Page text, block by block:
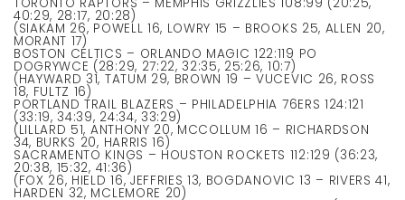
TORONTO RAPTORS – MEMPHIS GRIZZLIES 108:99 (20:25,
40:29, 28:17, 20:28)
(SIAKAM 26, POWELL 16, LOWRY 15 – BROOKS 25, ALLEN 20,
MORANT 17)
BOSTON CELTICS – ORLANDO MAGIC 122:119 PO
DOGRYWCE (28:29, 27:22, 32:35, 25:26, 10:7)
(HAYWARD 31, TATUM 29, BROWN 19 – VUCEVIC 26, ROSS
18, FULTZ 16)
PORTLAND TRAIL BLAZERS – PHILADELPHIA 76ERS 124:121
(33:19, 34:39, 24:34, 33:29)
(LILLARD 51, ANTHONY 20, MCCOLLUM 16 – RICHARDSON
34, BURKS 20, HARRIS 16)
SACRAMENTO KINGS – HOUSTON ROCKETS 112:129 (36:23,
20:38, 15:32, 41:36)
(FOX 26, HIELD 16, JEFFRIES 13, BOGDANOVIC 13 – RIVERS 41,
HARDEN 32, MCLEMORE 20)